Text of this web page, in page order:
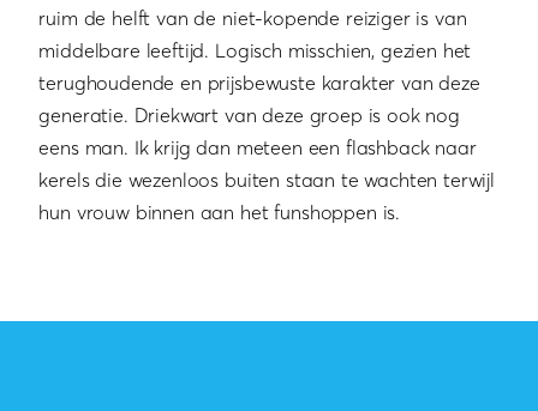
ruim de helft van de niet-kopende reiziger is van
middelbare leeftijd. Logisch misschien, gezien het
terughoudende en prijsbewuste karakter van deze
generatie. Driekwart van deze groep is ook nog
eens man. Ik krijg dan meteen een flashback naar
kerels die wezenloos buiten staan te wachten terwijl
hun vrouw binnen aan het funshoppen is.